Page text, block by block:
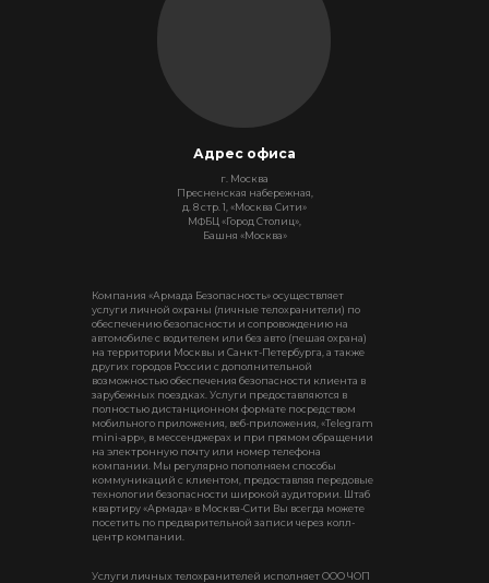
г. Москва
Пресненская набережная,
д. 8 стр. 1, «Москва Сити»
МФБЦ «Город Столиц»,
Башня «Москва»
Адрес офиса
Компания «Армада Безопасность» осуществляет
услуги личной охраны (личные телохранители) по
обеспечению безопасности и сопровождению на
автомобиле с водителем или без авто (пешая охрана)
на территории Москвы и Санкт-Петербурга, а также
других городов России с дополнительной
возможностью обеспечения безопасности клиента в
зарубежных поездках. Услуги предоставляются в
полностью дистанционном формате посредством
мобильного приложения, веб-приложения, «Telegram
mini-app», в мессенджерах и при прямом обращении
на электронную почту или номер телефона
компании. Мы регулярно пополняем способы
коммуникаций с клиентом, предоставляя передовые
технологии безопасности широкой аудитории. Штаб
квартиру «Армада» в Москва-Сити Вы всегда можете
посетить по предварительной записи через колл-
центр компании.
Услуги личных телохранителей исполняет ООО ЧОП